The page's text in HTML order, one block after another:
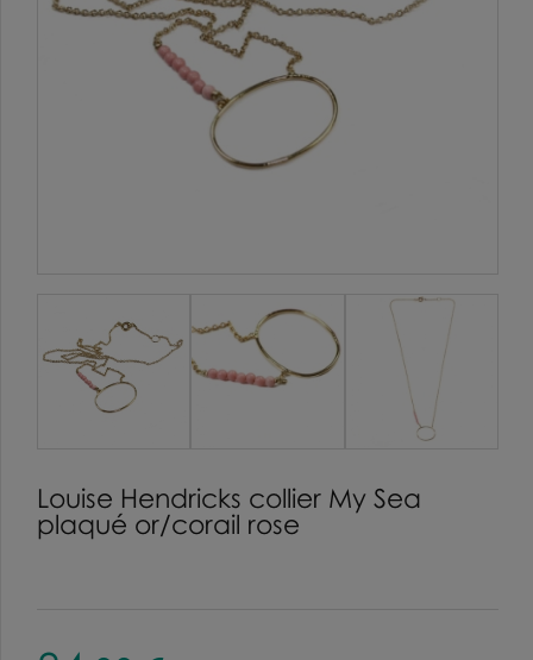
Louise Hendricks collier My Sea
plaqué or/corail rose